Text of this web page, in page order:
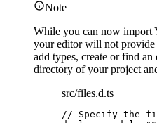
Note
While you can now import
your editor will not provide
add types, create or find an
directory of your project
src/files.d.ts
// Specify the